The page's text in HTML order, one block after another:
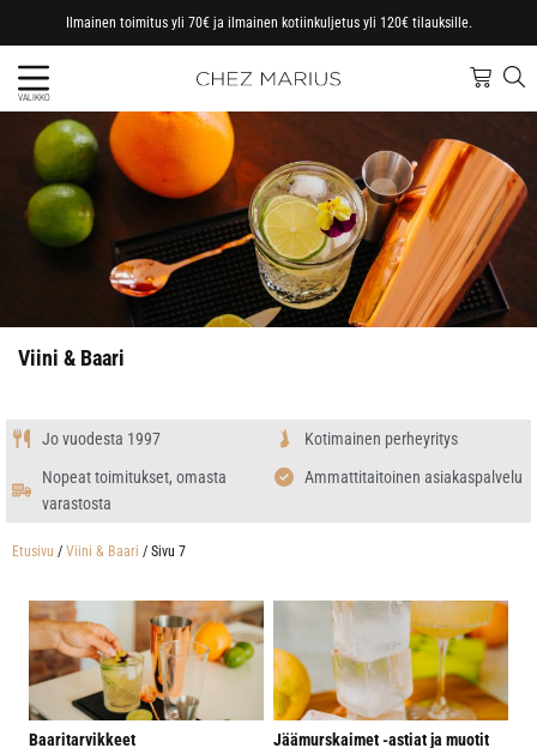
Ilmainen toimitus yli 70€ ja ilmainen kotiinkuljetus yli 120€ tilauksille.
VALIKKO
Viini & Baari
Jo vuodesta 1997
Kotimainen perheyritys
Nopeat toimitukset, omasta
varastosta
Ammattitaitoinen asiakaspalvelu
Etusivu / Viini & Baari / Sivu 7
Baaritarvikkeet Jäämurskaimet -astiat ja muotit